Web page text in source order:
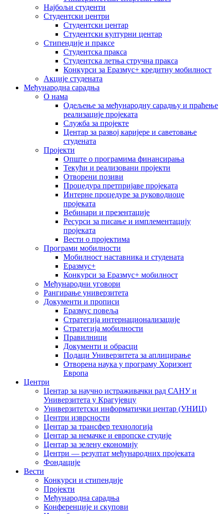
Најбољи студенти
Студентски центри
Студентски центар
Студентски културни центар
Стипендије и праксе
Студентска пракса
Студентска летња стручна пракса
Конкурси за Еразмус+ кредитну мобилност
Акције студената
Међународна сарадња
О нама
Одељење за међународну сарадњу и праћење
реализације пројеката
Служба за пројекте
Центар за развој каријере и саветовање
студената
Пројекти
Опште о програмима финансирања
Текући и реализовани пројекти
Отворени позиви
Процедура претпријаве пројеката
Интерне процедуре за руководиоце
пројеката
Вебинари и презентације
Ресурси за писање и имплементацију
пројеката
Вести о пројектима
Програми мобилности
Мобилност наставника и студената
Еразмус+
Конкурси за Еразмус+ мобилност
Међународни уговори
Рангирање универзитета
Документи и прописи
Еразмус повеља
Стратегија интернационализације
Стратегија мобилности
Правилници
Документи и обрасци
Подаци Универзитета за аплицирање
Отворена наука у програму Хоризонт
Европа
Центри
Центар за научно истраживачки рад САНУ и
Универзитета у Крагујевцу
Универзитетски информатички центар (УНИЦ)
Центри изврсности
Центар за трансфер технологија
Центар за немачке и европске студије
Центар за зелену економију
Центри — резултат међународних пројеката
Фондације
Вести
Конкурси и стипендије
Пројекти
Међународна сарадња
Конференције и скупови